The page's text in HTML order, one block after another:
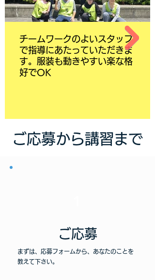
チームワークのよいスタッフ
で指導にあたっていただきま
す。服装も動きやすい楽な格
好でOK
ご応募から講習まで
​ご応募
まずは、応募フォームから、あなたのことを
教えて下さい。